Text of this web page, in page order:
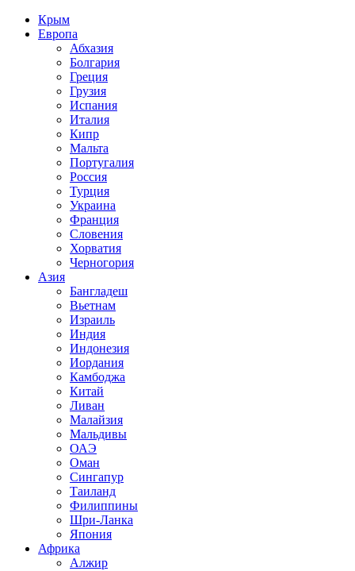
Крым
Европа
Абхазия
Болгария
Греция
Грузия
Испания
Италия
Кипр
Мальта
Португалия
Россия
Турция
Украина
Франция
Словения
Хорватия
Черногория
Азия
Бангладеш
Вьетнам
Израиль
Индия
Индонезия
Иордания
Камбоджа
Китай
Ливан
Малайзия
Мальдивы
ОАЭ
Оман
Сингапур
Таиланд
Филиппины
Шри-Ланка
Япония
Африка
Алжир